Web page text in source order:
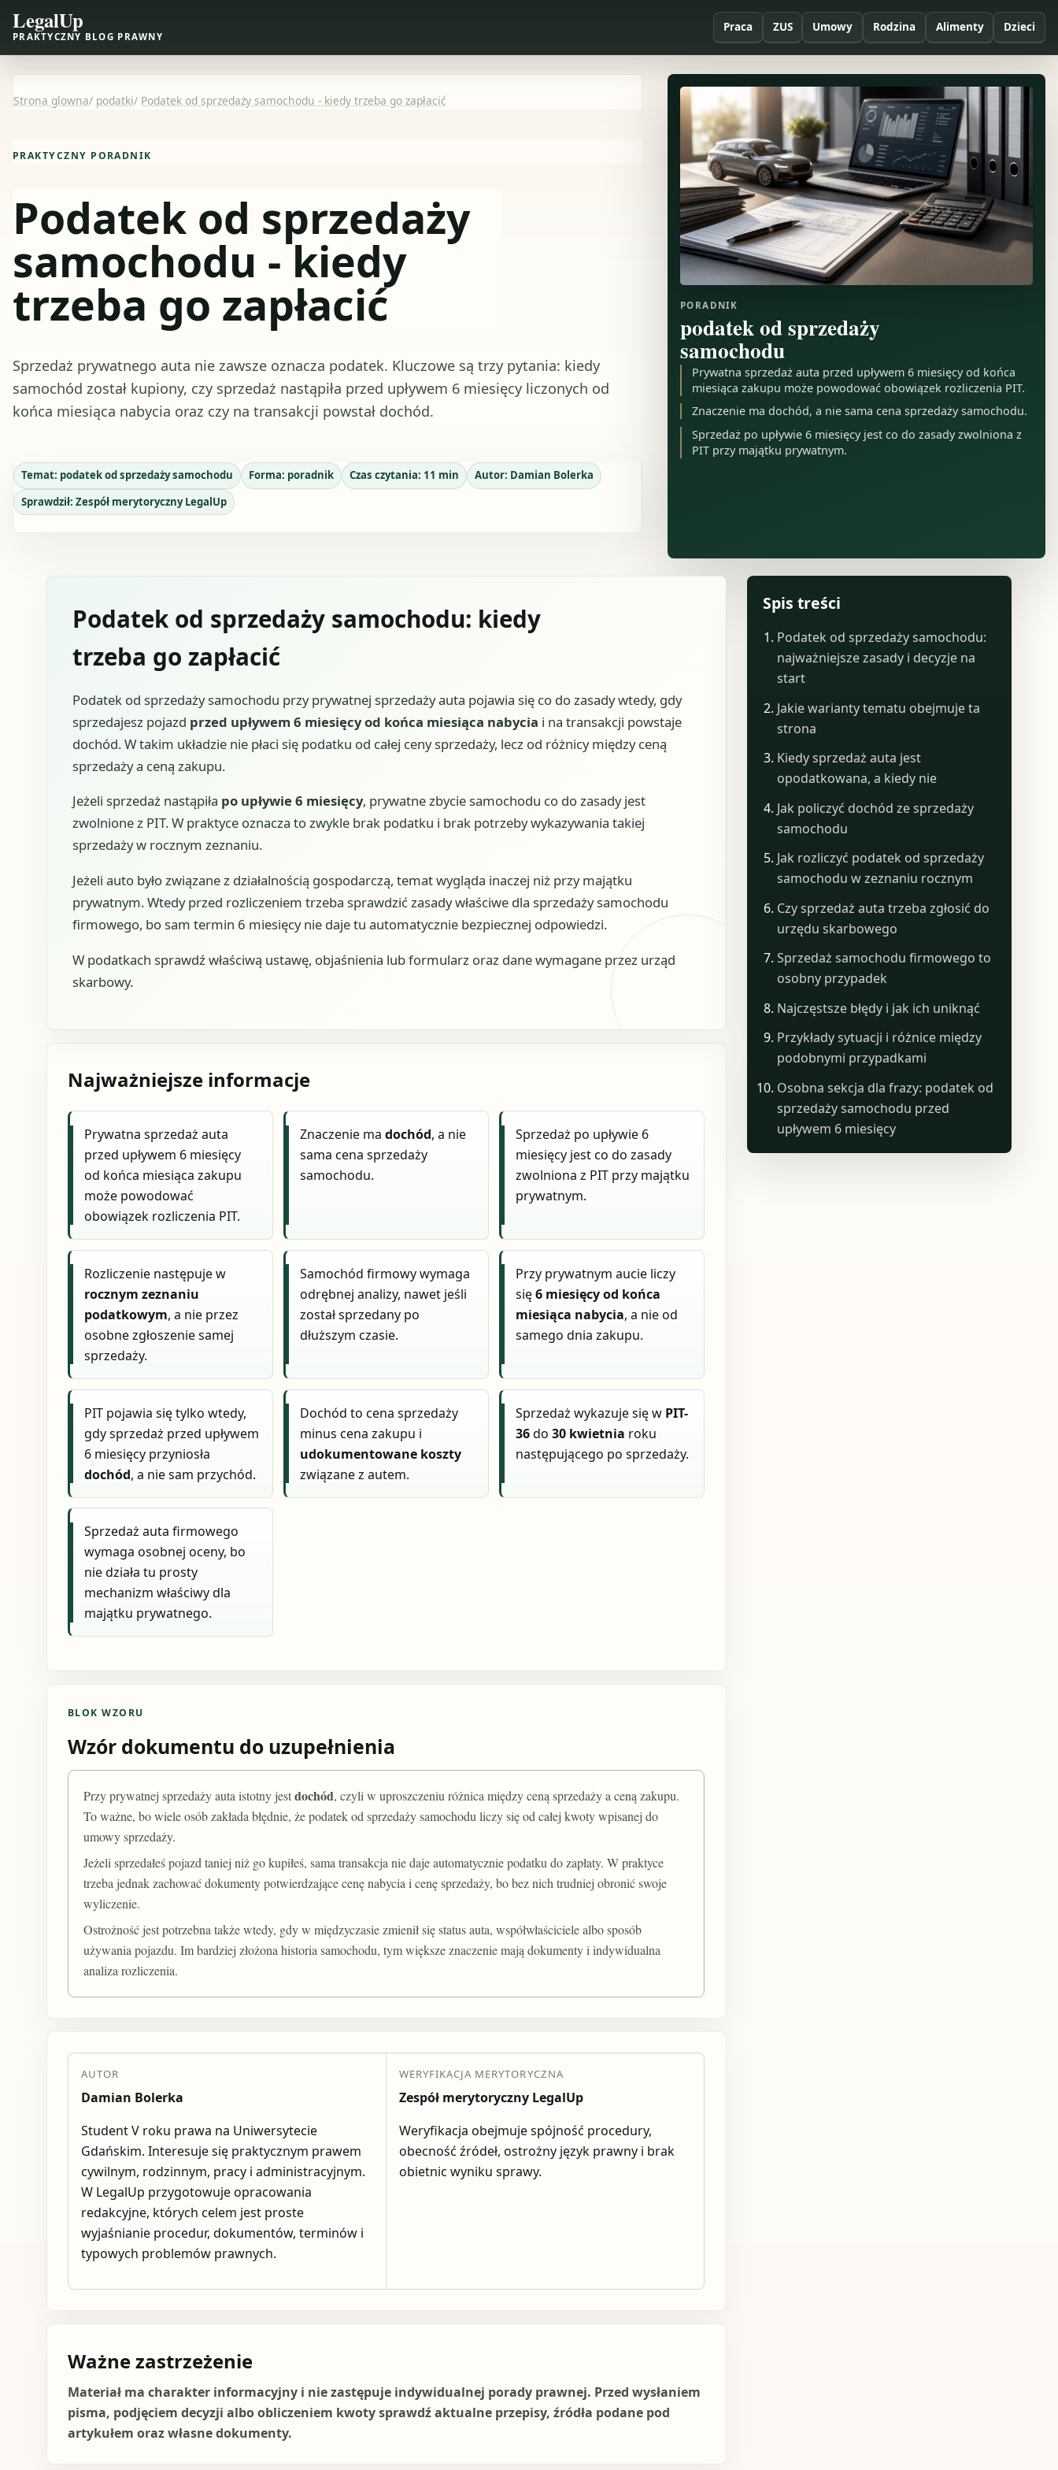
LegalUp
PRAKTYCZNY BLOG PRAWNY
Praca ZUS Umowy Rodzina Alimenty Dzieci
Strona glowna/ podatki/ Podatek od sprzedaży samochodu - kiedy trzeba go zapłacić
PRAKTYCZNY PORADNIK
Podatek od sprzedaży
samochodu - kiedy
trzeba go zapłacić
Sprzedaż prywatnego auta nie zawsze oznacza podatek. Kluczowe są trzy pytania: kiedy
samochód został kupiony, czy sprzedaż nastąpiła przed upływem 6 miesięcy liczonych od
końca miesiąca nabycia oraz czy na transakcji powstał dochód.
Temat: podatek od sprzedaży samochodu Forma: poradnik Czas czytania: 11 min Autor: Damian Bolerka
Sprawdził: Zespół merytoryczny LegalUp
PORADNIK
podatek od sprzedaży
samochodu
Prywatna sprzedaż auta przed upływem 6 miesięcy od końca
miesiąca zakupu może powodować obowiązek rozliczenia PIT.
Znaczenie ma dochód, a nie sama cena sprzedaży samochodu.
Sprzedaż po upływie 6 miesięcy jest co do zasady zwolniona z
PIT przy majątku prywatnym.
Podatek od sprzedaży samochodu: kiedy
trzeba go zapłacić
Podatek od sprzedaży samochodu przy prywatnej sprzedaży auta pojawia się co do zasady wtedy, gdy
sprzedajesz pojazd przed upływem 6 miesięcy od końca miesiąca nabycia i na transakcji powstaje
dochód. W takim układzie nie płaci się podatku od całej ceny sprzedaży, lecz od różnicy między ceną
sprzedaży a ceną zakupu.
Jeżeli sprzedaż nastąpiła po upływie 6 miesięcy, prywatne zbycie samochodu co do zasady jest
zwolnione z PIT. W praktyce oznacza to zwykle brak podatku i brak potrzeby wykazywania takiej
sprzedaży w rocznym zeznaniu.
Jeżeli auto było związane z działalnością gospodarczą, temat wygląda inaczej niż przy majątku
prywatnym. Wtedy przed rozliczeniem trzeba sprawdzić zasady właściwe dla sprzedaży samochodu
firmowego, bo sam termin 6 miesięcy nie daje tu automatycznie bezpiecznej odpowiedzi.
W podatkach sprawdź właściwą ustawę, objaśnienia lub formularz oraz dane wymagane przez urząd
skarbowy.
Najważniejsze informacje
Prywatna sprzedaż auta
przed upływem 6 miesięcy
od końca miesiąca zakupu
może powodować
obowiązek rozliczenia PIT.
Znaczenie madochód, a nie
sama cena sprzedaży
samochodu.
Sprzedaż po upływie 6
miesięcy jest co do zasady
zwolniona z PIT przy majątku
prywatnym.
Rozliczenie następuje w
rocznym zeznaniu
podatkowym, a nie przez
osobne zgłoszenie samej
sprzedaży.
Samochód firmowy wymaga
odrębnej analizy, nawet jeśli
został sprzedany po
dłuższym czasie.
Przy prywatnym aucie liczy
się6 miesięcy od końca
miesiąca nabycia, a nie od
samego dnia zakupu.
PIT pojawia się tylko wtedy,
gdy sprzedaż przed upływem
6 miesięcy przyniosła
dochód, a nie sam przychód.
Dochód to cena sprzedaży
minus cena zakupu i
udokumentowane koszty
związane z autem.
Sprzedaż wykazuje się w PIT-
36do30 kwietnia roku
następującego po sprzedaży.
Sprzedaż auta firmowego
wymaga osobnej oceny, bo
nie działa tu prosty
mechanizm właściwy dla
majątku prywatnego.
BLOK WZORU
Wzór dokumentu do uzupełnienia
Przy prywatnej sprzedaży auta istotny jestdochód, czyli w uproszczeniu różnica między ceną sprzedaży a ceną zakupu.
To ważne, bo wiele osób zakłada błędnie, że podatek od sprzedaży samochodu liczy się od całej kwoty wpisanej do
umowy sprzedaży.
Jeżeli sprzedałeś pojazd taniej niż go kupiłeś, sama transakcja nie daje automatycznie podatku do zapłaty. W praktyce
trzeba jednak zachować dokumenty potwierdzające cenę nabycia i cenę sprzedaży, bo bez nich trudniej obronić swoje
wyliczenie.
Ostrożność jest potrzebna także wtedy, gdy w międzyczasie zmienił się status auta, współwłaściciele albo sposób
używania pojazdu. Im bardziej złożona historia samochodu, tym większe znaczenie mają dokumenty i indywidualna
analiza rozliczenia.
AUTOR
Damian Bolerka
Student V roku prawa na Uniwersytecie
Gdańskim. Interesuje się praktycznym prawem
cywilnym, rodzinnym, pracy i administracyjnym.
W LegalUp przygotowuje opracowania
redakcyjne, których celem jest proste
wyjaśnianie procedur, dokumentów, terminów i
typowych problemów prawnych.
WERYFIKACJA MERYTORYCZNA
Zespół merytoryczny LegalUp
Weryfikacja obejmuje spójność procedury,
obecność źródeł, ostrożny język prawny i brak
obietnic wyniku sprawy.
Ważne zastrzeżenie
Materiał ma charakter informacyjny i nie zastępuje indywidualnej porady prawnej. Przed wysłaniem
pisma, podjęciem decyzji albo obliczeniem kwoty sprawdź aktualne przepisy, źródła podane pod
artykułem oraz własne dokumenty.
Spis treści
Podatek od sprzedaży samochodu:
najważniejsze zasady i decyzje na
start
Jakie warianty tematu obejmuje ta
strona
Kiedy sprzedaż auta jest
opodatkowana, a kiedy nie
Jak policzyć dochód ze sprzedaży
samochodu
Jak rozliczyć podatek od sprzedaży
samochodu w zeznaniu rocznym
Czy sprzedaż auta trzeba zgłosić do
urzędu skarbowego
Sprzedaż samochodu firmowego to
osobny przypadek
Najczęstsze błędy i jak ich uniknąć
Przykłady sytuacji i różnice między
podobnymi przypadkami
Osobna sekcja dla frazy: podatek od
sprzedaży samochodu przed
upływem 6 miesięcy